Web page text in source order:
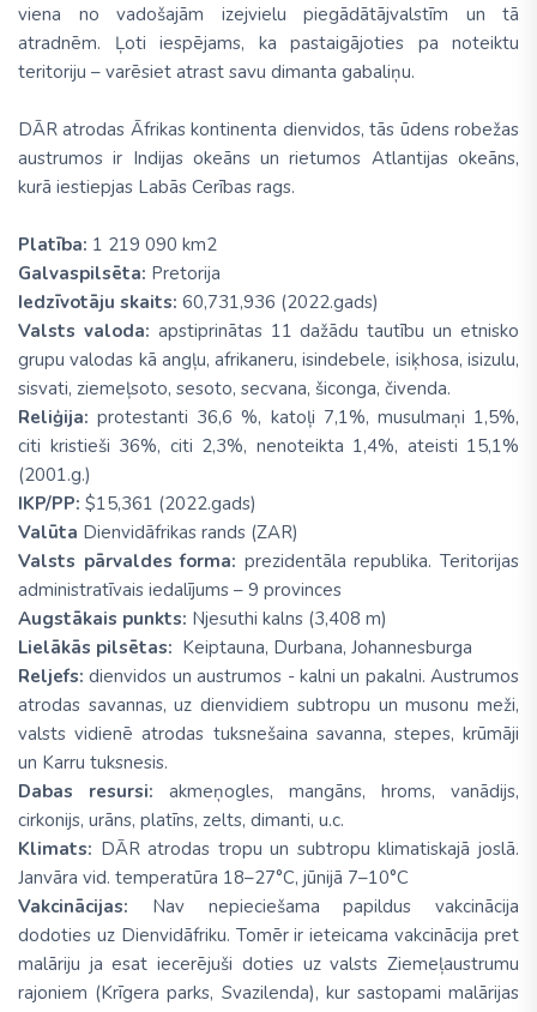
viena no vadošajām izejvielu piegādātājvalstīm un tā
atradnēm. Ļoti iespējams, ka pastaigājoties pa noteiktu
teritoriju – varēsiet atrast savu dimanta gabaliņu.
DĀR atrodas Āfrikas kontinenta dienvidos, tās ūdens robežas
austrumos ir Indijas okeāns un rietumos Atlantijas okeāns,
kurā iestiepjas Labās Cerības rags.
Platība: 1 219 090 km2
Galvaspilsēta: Pretorija
Iedzīvotāju skaits: 60,731,936 (2022.gads)
Valsts valoda: apstiprinātas 11 dažādu tautību un etnisko
grupu valodas kā angļu, afrikaneru, isindebele, isiķhosa, isizulu,
sisvati, ziemeļsoto, sesoto, secvana, šiconga, čivenda.
Reliģija:protestanti 36,6 %, katoļi 7,1%, musulmaņi 1,5%,
citi kristieši 36%, citi 2,3%, nenoteikta 1,4%, ateisti 15,1%
(2001.g.)
IKP/PP: $15,361 (2022.gads)
Valūta Dienvidāfrikas rands (ZAR)
Valsts pārvaldes forma: prezidentāla republika. Teritorijas
administratīvais iedalījums – 9 provinces
Augstākais punkts: Njesuthi kalns (3,408 m)
Lielākās pilsētas: Keiptauna, Durbana, Johannesburga
Reljefs:dienvidos un austrumos - kalni un pakalni. Austrumos
atrodas savannas, uz dienvidiem subtropu un musonu meži,
valsts vidienē atrodas tuksnešaina savanna, stepes, krūmāji
un Karru tuksnesis.
Dabas resursi: akmeņogles, mangāns, hroms, vanādijs,
cirkonijs, urāns, platīns, zelts, dimanti, u.c.
Klimats: DĀR atrodas tropu un subtropu klimatiskajā joslā.
Janvāra vid. temperatūra 18–27°C, jūnijā 7–10°C
Vakcinācijas: Nav nepieciešama papildus vakcinācija
dodoties uz Dienvidāfriku. Tomēr ir ieteicama vakcinācija pret
malāriju ja esat iecerējuši doties uz valsts Ziemeļaustrumu
rajoniem (Krīgera parks, Svazilenda), kur sastopami malārijas